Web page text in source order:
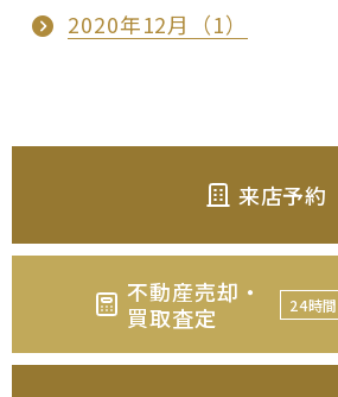
2020年12月（1）
来店予約
不動産売却・
買取査定
24時